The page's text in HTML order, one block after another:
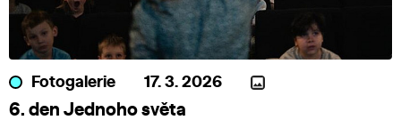
Fotogalerie 17. 3. 2026
6. den Jednoho světa